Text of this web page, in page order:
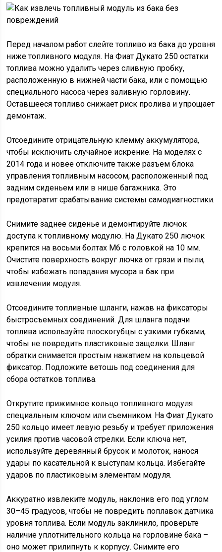
Перед началом работ слейте топливо из бака до уровня
ниже топливного модуля. На Фиат Дукато 250 остатки
топлива можно удалить через сливную пробку,
расположенную в нижней части бака, или с помощью
специального насоса через заливную горловину.
Оставшееся топливо снижает риск пролива и упрощает
демонтаж.
Отсоедините отрицательную клемму аккумулятора,
чтобы исключить случайное искрение. На моделях с
2014 года и новее отключите также разъем блока
управления топливным насосом, расположенный под
задним сиденьем или в нише багажника. Это
предотвратит срабатывание системы самодиагностики.
Снимите заднее сиденье и демонтируйте лючок
доступа к топливному модулю. На Дукато 250 лючок
крепится на восьми болтах M6 с головкой на 10 мм.
Очистите поверхность вокруг лючка от грязи и пыли,
чтобы избежать попадания мусора в бак при
извлечении модуля.
Отсоедините топливные шланги, нажав на фиксаторы
быстросъемных соединений. Для шланга подачи
топлива используйте плоскогубцы с узкими губками,
чтобы не повредить пластиковые защелки. Шланг
обратки снимается простым нажатием на кольцевой
фиксатор. Подложите ветошь под соединения для
сбора остатков топлива.
Открутите прижимное кольцо топливного модуля
специальным ключом или съемником. На Фиат Дукато
250 кольцо имеет левую резьбу и требует приложения
усилия против часовой стрелки. Если ключа нет,
используйте деревянный брусок и молоток, нанося
удары по касательной к выступам кольца. Избегайте
ударов по пластиковым элементам модуля.
Аккуратно извлеките модуль, наклонив его под углом
30–45 градусов, чтобы не повредить поплавок датчика
уровня топлива. Если модуль заклинило, проверьте
наличие уплотнительного кольца на горловине бака –
оно может прилипнуть к корпусу. Снимите его